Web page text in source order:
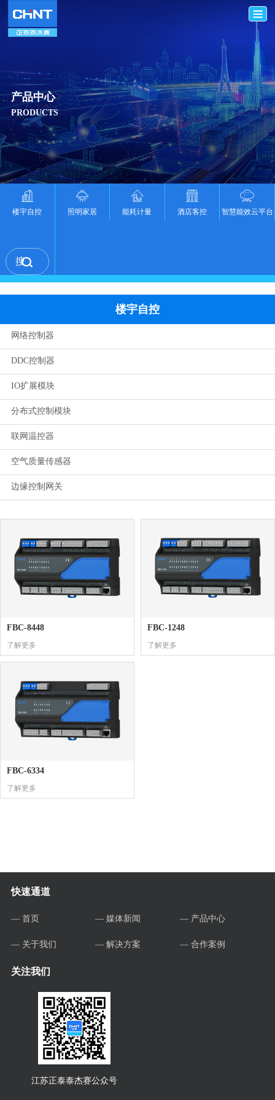
产品中心
PRODUCTS
楼宇自控 照明家居 能耗计量 酒店客控 智慧能效云平台
楼宇自控
网络控制器
DDC控制器
IO扩展模块
分布式控制模块
联网温控器
空气质量传感器
边缘控制网关
FBC-8448
了解更多
FBC-1248
了解更多
FBC-6334
了解更多
快速通道
— 首页 — 媒体新闻 — 产品中心
— 关于我们 — 解决方案 — 合作案例
关注我们
江苏正泰泰杰赛公众号